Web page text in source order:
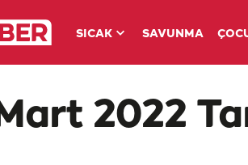
SICAK SAVUNMA
2022